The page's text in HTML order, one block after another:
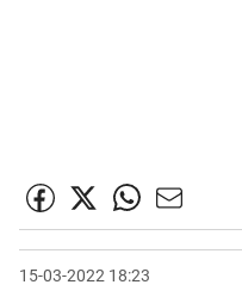
15-03-2022 18:23